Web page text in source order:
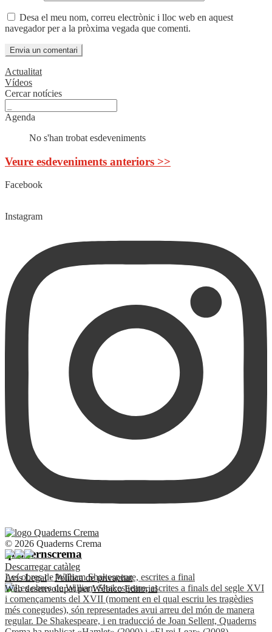
Desa el meu nom, correu electrònic i lloc web en aquest
navegador per a la pròxima vegada que comenti.
Actualitat
Vídeos
Cercar notícies
Agenda
No s'han trobat esdeveniments
Veure esdeveniments anteriors >>
Facebook
Instagram
quadernscrema
Les obres de William Shakespeare, escrites a final
© 2026 Quaderns Crema
Descarregar catàleg
Avís Legal·Política de privacitat
Web desenvolupat perWébico Editorial